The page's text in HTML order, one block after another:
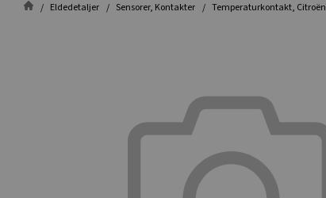
Eldedetaljer Sensorer, Kontakter Temperaturkontakt, Citroën